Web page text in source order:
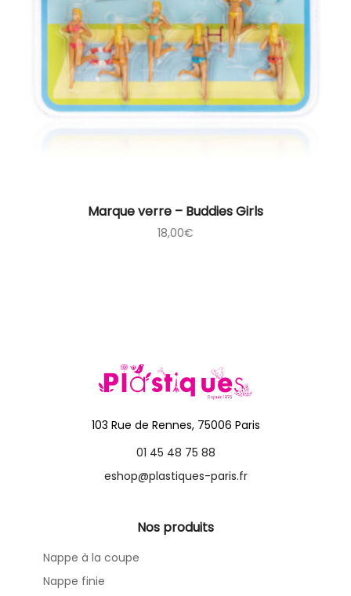
Marque verre – Buddies Girls
18,00€
103 Rue de Rennes, 75006 Paris
01 45 48 75 88
eshop@plastiques-paris.fr
Nos produits
Nappe à la coupe
Nappe finie